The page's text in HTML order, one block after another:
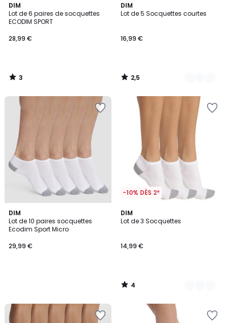
DIM
Lot de 6 paires de socquettes
ECODIM SPORT
28,99 €
3
/
5
3
/
DIM
Lot de 5 Socquettes courtes
16,99 €
2,5
/ 5
2
Couleurs
2,5
/
DIM
Lot de 10 paires socquettes
Ecodim Sport Micro
29,99 €
-10% DÈS 2*
DIM
Lot de 3 Socquettes
14,99 €
4
/
2
Couleurs
4
/